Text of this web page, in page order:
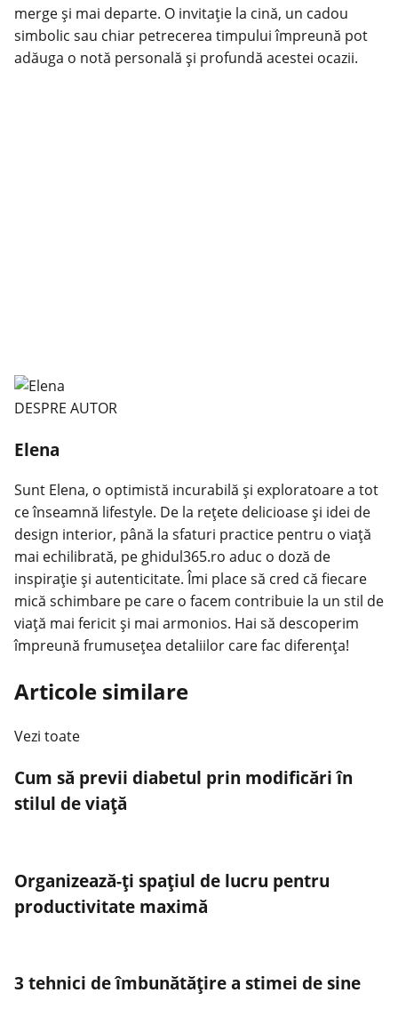
merge și mai departe. O invitație la cină, un cadou
simbolic sau chiar petrecerea timpului împreună pot
adăuga o notă personală și profundă acestei ocazii.
DESPRE AUTOR
Elena
Sunt Elena, o optimistă incurabilă și exploratoare a tot
ce înseamnă lifestyle. De la rețete delicioase și idei de
design interior, până la sfaturi practice pentru o viață
mai echilibrată, pe ghidul365.ro aduc o doză de
inspirație și autenticitate. Îmi place să cred că fiecare
mică schimbare pe care o facem contribuie la un stil de
viață mai fericit și mai armonios. Hai să descoperim
împreună frumusețea detaliilor care fac diferența!
Articole similare
Vezi toate
Cum să previi diabetul prin modificări în
stilul de viață
Organizează-ți spațiul de lucru pentru
productivitate maximă
3 tehnici de îmbunătățire a stimei de sine